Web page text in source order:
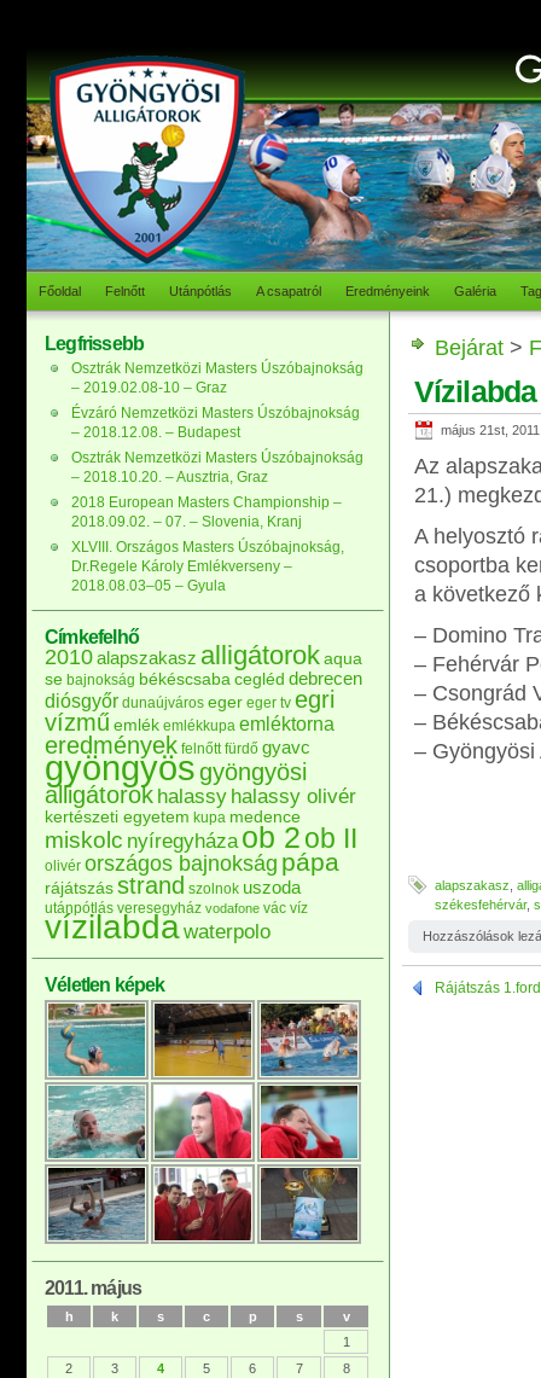
Főoldal Felnőtt Utánpótlás A csapatról Eredményeink Galéria
Bejárat >
május 21st, 2011
Az
21.)
A helyosztó
csoportba
a következő
– Domino
– Fehérvár
– Csongrád
–
–
alapszakasz
székesfehérvár,
Hozzászólások
Rájátszás
Legfrissebb
Osztrák Nemzetközi Masters Úszóbajnokság
– 2019.02.08-10 – Graz
Évzáró Nemzetközi Masters Úszóbajnokság
– 2018.12.08. – Budapest
Osztrák Nemzetközi Masters Úszóbajnokság
– 2018.10.20. – Ausztria, Graz
2018 European Masters Championship –
2018.09.02. – 07. – Slovenia, Kranj
XLVIII. Országos Masters Úszóbajnokság,
Dr.Regele Károly Emlékverseny –
2018.08.03–05 – Gyula
Címkefelhő
2010alapszakasz alligátorokaqua
se bajnokság békéscsaba cegléd debrecen
diósgyőr dunaújváros eger eger tv egri
vízműemlék emlékkupa emléktorna
eredmények felnőtt fürdő gyavc
gyöngyösgyöngyösi
alligátorok halassy halassy olivér
kertészeti egyetem kupa medence
miskolc nyíregyháza ob 2ob II
olivér országos bajnokság pápa
rájátszás strand szolnok uszoda
utánpótlás veresegyház vodafone vác víz
vízilabdawaterpolo
Véletlen képek
2011. május
h k s c p s v
1
2
3 4 5 6 7
8